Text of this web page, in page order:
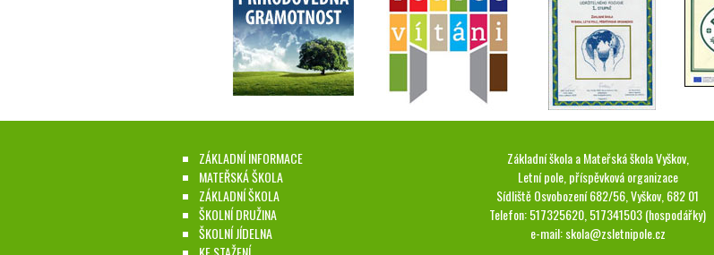
ZÁKLADNÍ INFORMACE
MATEŘSKÁ ŠKOLA
ZÁKLADNÍ ŠKOLA
ŠKOLNÍ DRUŽINA
ŠKOLNÍ JÍDELNA
Základní škola a Mateřská škola Vyškov,
Letní pole, příspěvková organizace
Sídliště Osvobození 682/56, Vyškov, 682 01
Telefon: 517325620, 517341503 (hospodářky)
e-mail:skola@zsletnipole.cz